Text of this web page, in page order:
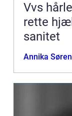
Vvs
rette
sanitet
Annika